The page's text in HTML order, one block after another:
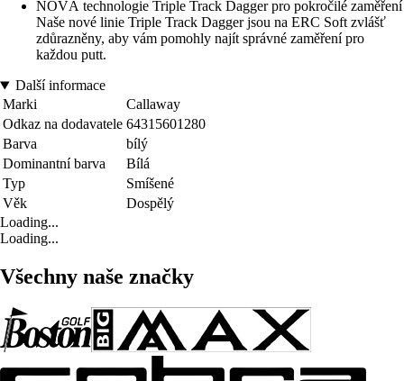
NOVÁ technologie Triple Track Dagger pro pokročilé zaměření
Naše nové linie Triple Track Dagger jsou na ERC Soft zvlášť
zdůrazněny, aby vám pomohly najít správné zaměření pro
každou putt.
Další informace
Marki
Callaway
Odkaz na dodavatele 64315601280
Barva
bílý
Dominantní barva
Bílá
Typ
Smíšené
Věk
Dospělý
Loading...
Loading...
Všechny naše značky